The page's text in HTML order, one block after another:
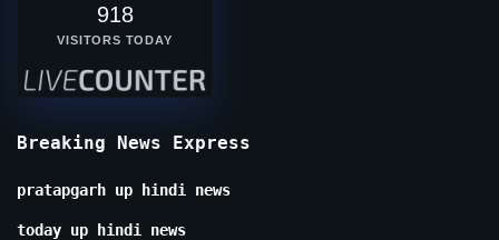
918
VISITORS TODAY
Breaking News Express
pratapgarh up hindi news
today up hindi news